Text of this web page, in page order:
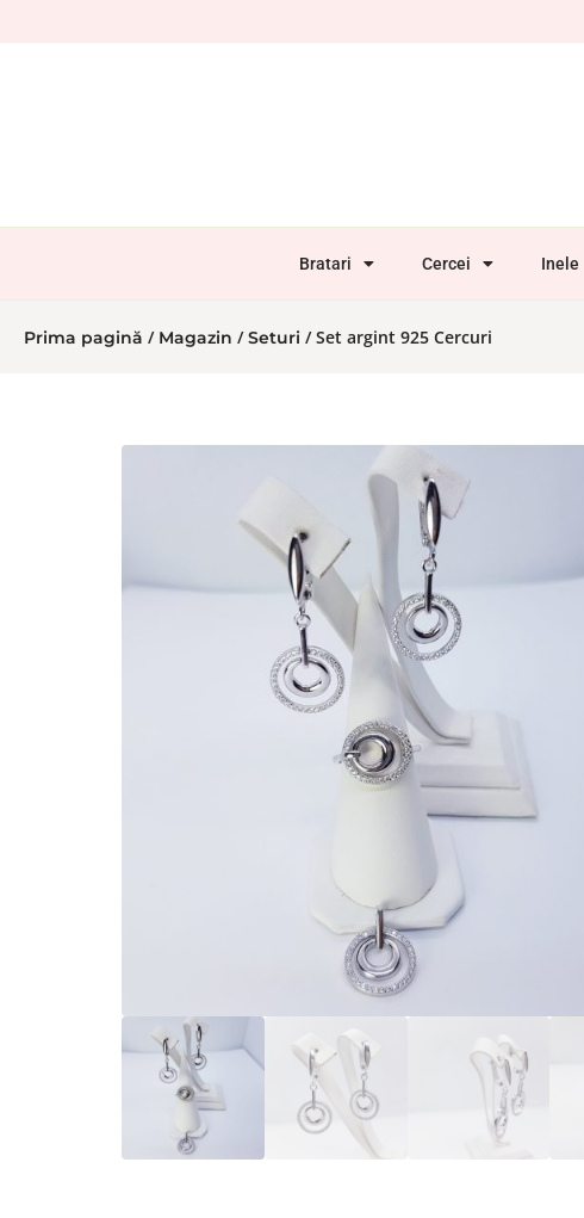
Bratari Cercei Inele
Prima pagină / Magazin /Seturi / Set argint 925 Cercuri